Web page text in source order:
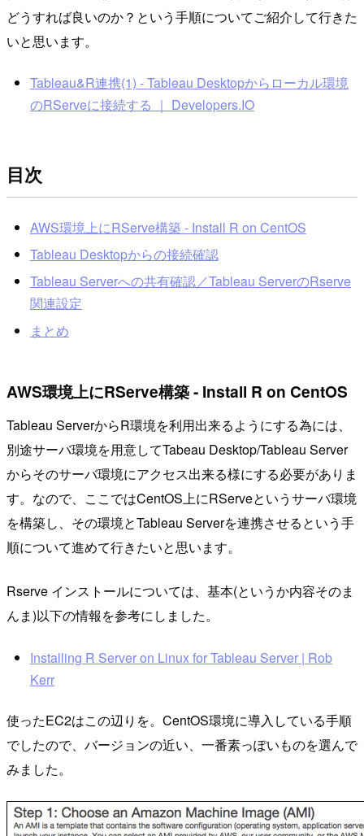
どうすれば良いのか？という手順についてご紹介して行きた
いと思います。
Tableau&R連携(1) - Tableau Desktopからローカル環境
のRServeに接続する ｜ Developers.IO
目次
AWS環境上にRServe構築 - Install R on CentOS
Tableau Desktopからの接続確認
Tableau Serverへの共有確認／Tableau ServerのRserve
関連設定
まとめ
AWS環境上にRServe構築 - Install R on CentOS
Tableau ServerからR環境を利用出来るようにする為には、
別途サーバ環境を用意してTabeau Desktop/Tableau Server
からそのサーバ環境にアクセス出来る様にする必要がありま
す。なので、ここではCentOS上にRServeというサーバ環境
を構築し、その環境とTableau Serverを連携させるという手
順について進めて行きたいと思います。
Rserve インストールについては、基本(というか内容そのま
んま)以下の情報を参考にしました。
Installing R Server on Linux for Tableau Server | Rob
Kerr
使ったEC2はこの辺りを。CentOS環境に導入している手順
でしたので、バージョンの近い、一番素っぽいものを選んで
みました。